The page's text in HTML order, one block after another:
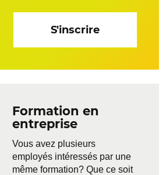
S'inscrire
Formation en
entreprise
Vous avez plusieurs
employés intéressés par une
même formation? Que ce soit